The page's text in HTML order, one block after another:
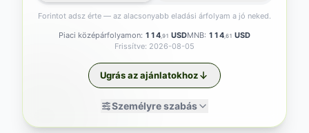
Piaci középárfolyamon: 114 ,91 USDMNB: 114 ,61 USD
Frissítve: 2026-08-05
Személyre szabás
Forintot adsz érte — az alacsonyabb eladási árfolyam a jó neked.
Ugrás az ajánlatokhoz